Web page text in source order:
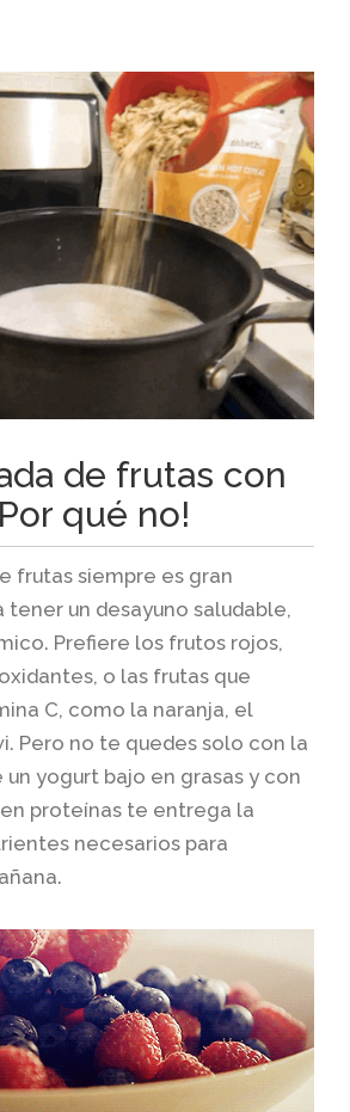
de frutas con
qué no!
frutas siempre es gran
un desayuno saludable,
Prefiere los frutos rojos,
o las frutas que
C, como la naranja, el
Pero no te quedes solo con la
yogurt bajo en grasas y con
proteínas te entrega la
necesarios para